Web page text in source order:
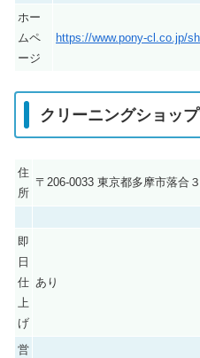
ホー
ムペ
ージ
https://www.pony-cl.co.jp/
クリーニングショッ
住
所
〒206-0033 東京都多摩市落合
即
日
仕
上
げ
あり
営